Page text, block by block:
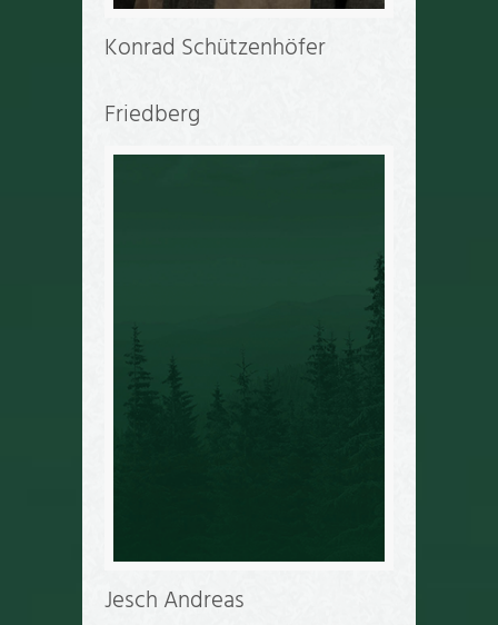
Konrad Schützenhöfer
Friedberg
Jesch Andreas